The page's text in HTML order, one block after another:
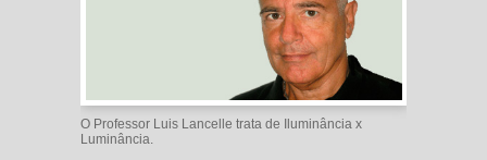
O Professor Luis Lancelle trata de Iluminância x
Luminância.